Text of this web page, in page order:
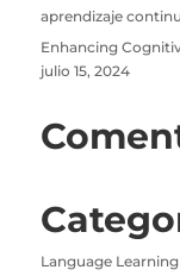
aprendizaje
Enhancing
julio 15, 2024
Language